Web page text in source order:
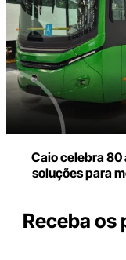
Caio celebra 80
soluções para
Receba os